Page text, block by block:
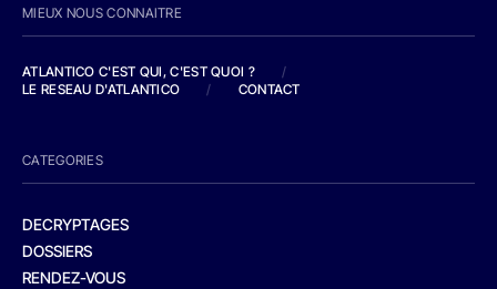
MIEUX NOUS CONNAITRE
ATLANTICO C'EST QUI, C'EST QUOI ?
/
LE RESEAU D'ATLANTICO
/ CONTACT
CATEGORIES
DECRYPTAGES
DOSSIERS
RENDEZ-VOUS